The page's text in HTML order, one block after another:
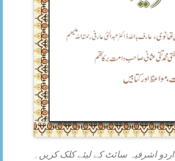
اردو اشرفیہ سائٹ کے لیئے کلک کریں۔